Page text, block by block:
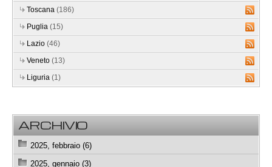
Toscana (186)
Puglia (15)
Lazio (46)
Veneto (13)
Liguria (1)
ARCHIVIO
2025, febbraio (6)
2025, gennaio (3)